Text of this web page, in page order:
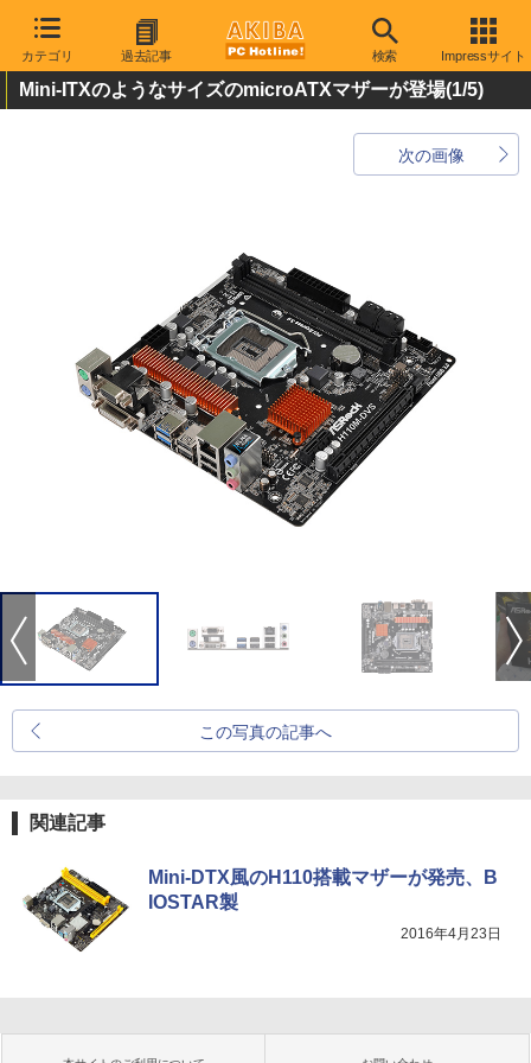
カテゴリ 過去記事 検索 Impressサイト
Mini-ITXのようなサイズのmicroATXマザーが登場(1/5)
次の画像
この写真の記事へ
関連記事
Mini-DTX風のH110搭載マザーが発売、B
IOSTAR製
2016年4月23日